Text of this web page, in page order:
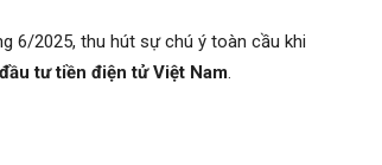
6/2025, thu hút sự chú ý toàn cầu khi
đầu tư tiền điện tử Việt Nam.